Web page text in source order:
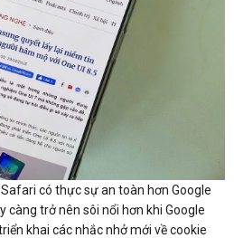
có thực sự an toàn hơn Google
càng trở nên sôi nổi hơn khi Google
khai các nhắc nhở mới về cookie